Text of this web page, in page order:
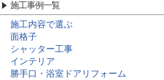
施工事例一覧
施工内容で選ぶ
面格子
シャッター工事
インテリア
勝手口・浴室ドアリフォーム